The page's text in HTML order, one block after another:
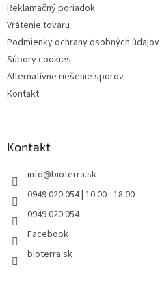
Reklamačný poriadok
Vrátenie tovaru
Podmienky ochrany osobných údajov
Súbory cookies
Alternatívne riešenie sporov
Kontakt
Kontakt
info@bioterra.sk
0949 020 054 | 10:00 - 18:00
0949 020 054
Facebook
bioterra.sk